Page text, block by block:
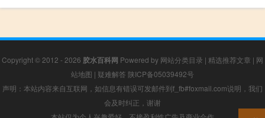
Copyright © 2012 - 2026 胶水百科网 Powered by 网站分类目录 | 精选推荐文章 | 网
站地图 | 疑难解答 陕ICP备05039492号
声明：本站内容来自互联网，如信息有错误可发邮件到f_fb#foxmail.com说明，我们
会及时纠正，谢谢